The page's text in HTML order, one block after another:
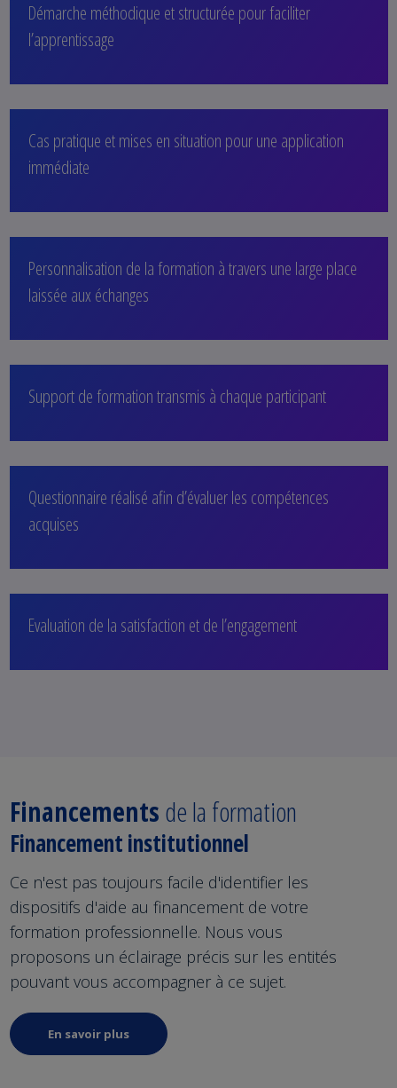
Démarche méthodique et structurée pour faciliter
l’apprentissage
Cas pratique et mises en situation pour une application
immédiate
Personnalisation de la formation à travers une large place
laissée aux échanges
Support de formation transmis à chaque participant
Questionnaire réalisé afin d’évaluer les compétences
acquises
Evaluation de la satisfaction et de l’engagement
Financementsde la formation
Financement institutionnel
Ce n'est pas toujours facile d'identifier les
dispositifs d'aide au financement de votre
formation professionnelle. Nous vous
proposons un éclairage précis sur les entités
pouvant vous accompagner à ce sujet.
En savoir plus